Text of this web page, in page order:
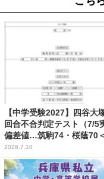
【中学受験2027】四谷大
回合不合判定テスト（7/5
偏差値…筑駒74・桜蔭70
2026.7.10